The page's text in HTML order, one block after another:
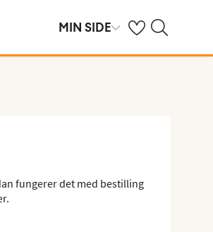
MIN SIDE Se dine sparte
Søk på ving.no
fungerer det med bestilling